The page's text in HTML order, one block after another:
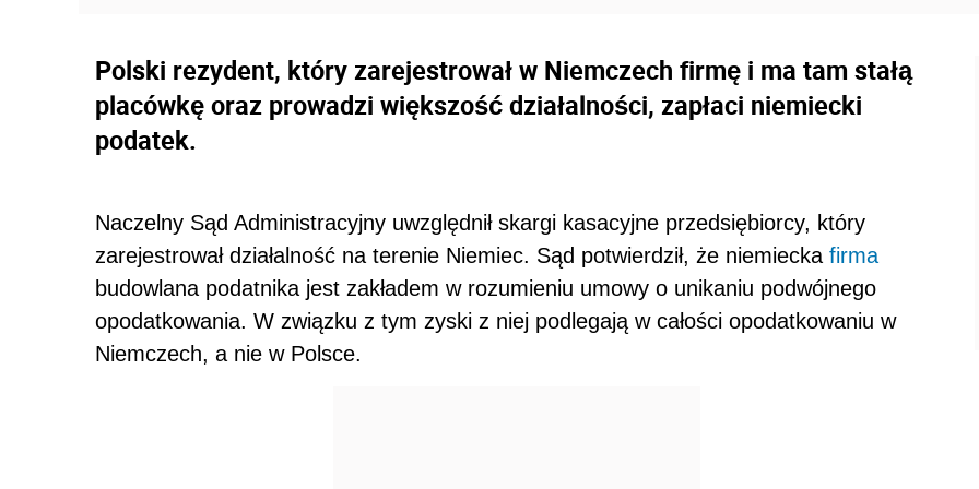
Polski rezydent, który zarejestrował w Niemczech firmę i ma tam stałą
placówkę oraz prowadzi większość działalności, zapłaci niemiecki
podatek.
Naczelny Sąd Administracyjny uwzględnił skargi kasacyjne przedsiębiorcy, który
zarejestrował działalność na terenie Niemiec. Sąd potwierdził, że niemiecka firma
budowlana podatnika jest zakładem w rozumieniu umowy o unikaniu podwójnego
opodatkowania. W związku z tym zyski z niej podlegają w całości opodatkowaniu w
Niemczech, a nie w Polsce.